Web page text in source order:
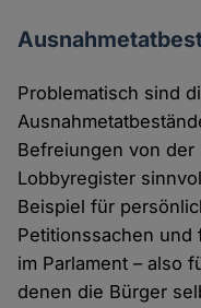
Problematisch sind
Befreiungen von
Lobbyregister
Beispiel für
Petitionssachen und
im Parlament – also
denen die Bürger